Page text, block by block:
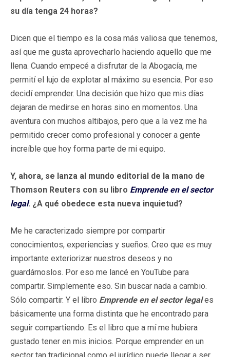
su día tenga 24 horas?
Dicen que el tiempo es la cosa más valiosa que tenemos,
así que me gusta aprovecharlo haciendo aquello que me
llena. Cuando empecé a disfrutar de la Abogacía, me
permití el lujo de explotar al máximo su esencia. Por eso
decidí emprender. Una decisión que hizo que mis días
dejaran de medirse en horas sino en momentos. Una
aventura con muchos altibajos, pero que a la vez me ha
permitido crecer como profesional y conocer a gente
increíble que hoy forma parte de mi equipo.
Y, ahora, se lanza al mundo editorial de la mano de
Thomson Reuters con su libro Emprende en el sector
legal. ¿A qué obedece esta nueva inquietud?
Me he caracterizado siempre por compartir
conocimientos, experiencias y sueños. Creo que es muy
importante exteriorizar nuestros deseos y no
guardárnoslos. Por eso me lancé en YouTube para
compartir. Simplemente eso. Sin buscar nada a cambio.
Sólo compartir. Y el libro Emprende en el sector legales
básicamente una forma distinta que he encontrado para
seguir compartiendo. Es el libro que a mí me hubiera
gustado tener en mis inicios. Porque emprender en un